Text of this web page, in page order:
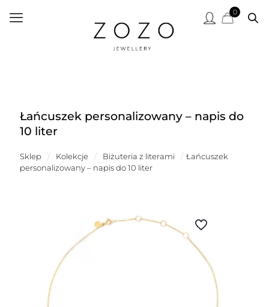
0
Łańcuszek personalizowany – napis do
10 liter
Sklep / Kolekcje / Biżuteria z literami / Łańcuszek
personalizowany – napis do 10 liter